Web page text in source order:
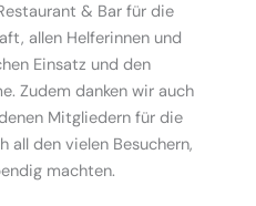
& Bar für die
allen Helferinnen und
Einsatz und den
Zudem danken wir auch
Mitgliedern für die
all den vielen Besuchern,
machten.